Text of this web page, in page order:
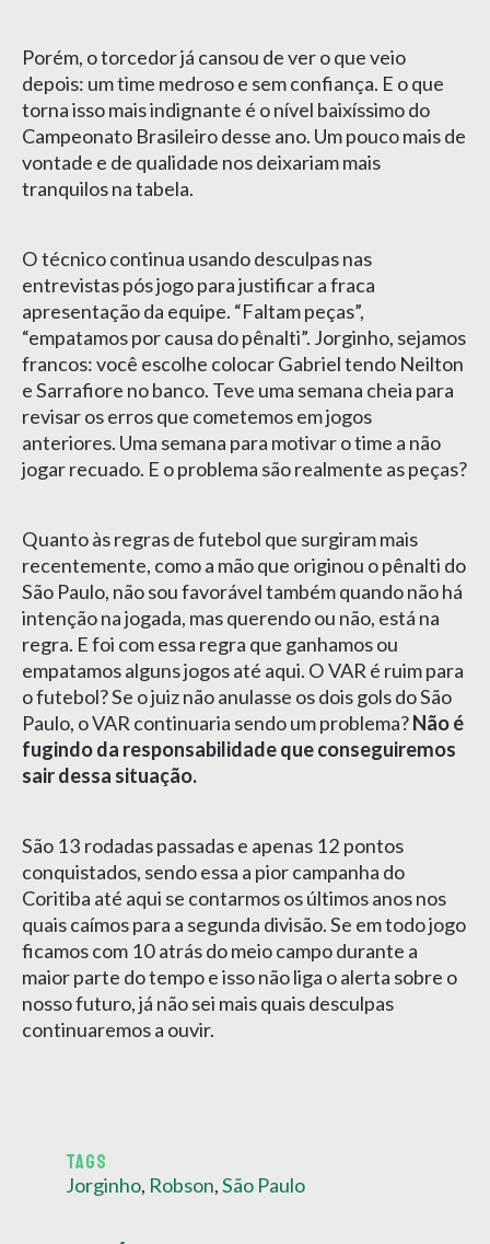
Porém, o torcedor já cansou de ver o que veio
depois: um time medroso e sem confiança. E o que
torna isso mais indignante é o nível baixíssimo do
Campeonato Brasileiro desse ano. Um pouco mais de
vontade e de qualidade nos deixariam mais
tranquilos na tabela.
O técnico continua usando desculpas nas
entrevistas pós jogo para justificar a fraca
apresentação da equipe. “Faltam peças”,
“empatamos por causa do pênalti”. Jorginho, sejamos
francos: você escolhe colocar Gabriel tendo Neilton
e Sarrafiore no banco. Teve uma semana cheia para
revisar os erros que cometemos em jogos
anteriores. Uma semana para motivar o time a não
jogar recuado. E o problema são realmente as peças?
Quanto às regras de futebol que surgiram mais
recentemente, como a mão que originou o pênalti do
São Paulo, não sou favorável também quando não há
intenção na jogada, mas querendo ou não, está na
regra. E foi com essa regra que ganhamos ou
empatamos alguns jogos até aqui. O VAR é ruim para
o futebol? Se o juiz não anulasse os dois gols do São
Paulo, o VAR continuaria sendo um problema?Não é
fugindo da responsabilidade que conseguiremos
sair dessa situação.
São 13 rodadas passadas e apenas 12 pontos
conquistados, sendo essa a pior campanha do
Coritiba até aqui se contarmos os últimos anos nos
quais caímos para a segunda divisão. Se em todo jogo
ficamos com 10 atrás do meio campo durante a
maior parte do tempo e isso não liga o alerta sobre o
nosso futuro, já não sei mais quais desculpas
continuaremos a ouvir.
TAGS
Jorginho, Robson,São Paulo